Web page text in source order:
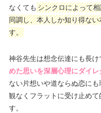
なくても シンクロによって
同調し、本人しか知り得な
す。
神谷先生は想念伝達にも長け
めた思いを深層心理にダイレ
ない片想いや道ならぬ恋に
観なくフラットに受け止め
す。